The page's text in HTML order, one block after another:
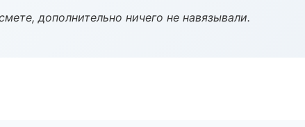
дополнительно ничего не навязывали.